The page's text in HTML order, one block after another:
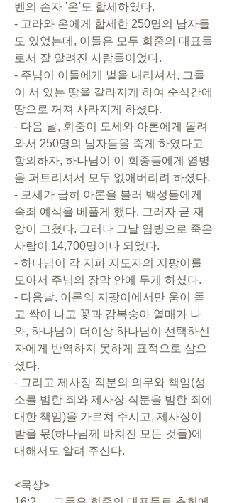
벤의 손자 '온'도 합세하였다.
- 고라와 온에게 합세한 250명의 남자들
도 있었는데, 이들은 모두 회중의 대표들
로서 잘 알려진 사람들이었다.
- 주님이 이들에게 벌을 내리셔서, 그들
이 서 있는 땅을 갈라지게 하여 순식간에
땅으로 꺼져 사라지게 하셨다.
- 다음 날, 회중이 모세와 아론에게 몰려
와서 250명의 남자들을 죽게 하였다고
항의하자, 하나님이 이 회중들에게 염병
을 퍼트리셔서 모두 없애버리려 하셨다.
- 모세가 급히 아론을 불러 백성들에게
속죄 예식을 베풀게 했다. 그러자 곧 재
앙이 그쳤다. 그러나 그날 염병으로 죽은
사람이 14,700명이나 되었다.
- 하나님이 각 지파 지도자의 지팡이를
모아서 주님의 장막 안에 두게 하셨다.
- 다음날, 아론의 지팡이에서만 움이 돋
고 싹이 나고 꽃과 감복숭아 열매가 나
와, 하나님이 더이상 하나님이 선택하신
자에게 반역하지 못하게 표적으로 삼으
셨다.
- 그리고 제사장 직분의 의무와 책임(성
소를 범한 죄와 제사장 직분을 범한 죄에
대한 책임)을 가르쳐 주시고, 제사장이
받을 몫(하나님께 바쳐진 모든 것들)에
대해서도 알려 주신다.
<묵상>